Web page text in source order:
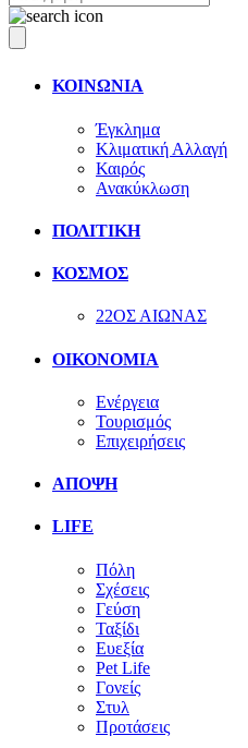
ΚΟΙΝΩΝΙΑ
Έγκλημα
Κλιματική Αλλαγή
Καιρός
Ανακύκλωση
ΠΟΛΙΤΙΚΗ
ΚΟΣΜΟΣ
22ΟΣ ΑΙΩΝΑΣ
ΟΙΚΟΝΟΜΙΑ
Ενέργεια
Τουρισμός
Επιχειρήσεις
ΑΠΟΨΗ
LIFE
Πόλη
Σχέσεις
Γεύση
Ταξίδι
Ευεξία
Pet Life
Γονείς
Στυλ
Προτάσεις